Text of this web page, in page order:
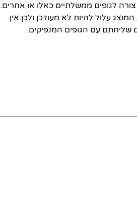
לגופים ממשלתיים כאלו או אחרים.
עלול להיות לא מעודכן ולכן אין
עם הגופים המנפיקים.